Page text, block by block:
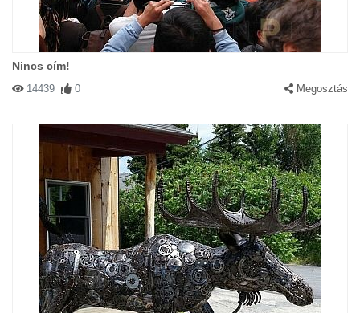
Nincs cím!
14439 0 Megosztás